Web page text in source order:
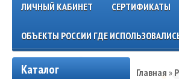
ЛИЧНЫЙ КАБИНЕТ СЕРТИФИКАТЫ
ОБЪЕКТЫ РОССИИ ГДЕ
Каталог Главная »